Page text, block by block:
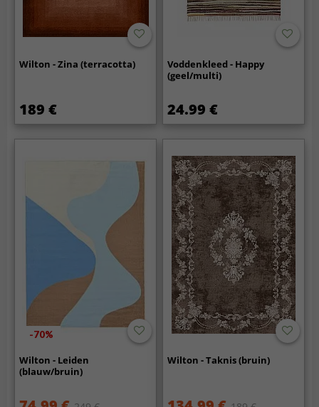
Wilton - Zina (terracotta)
189 €
Voddenkleed - Happy
(geel/multi)
24.99 €
-70%
Wilton - Leiden
(blauw/bruin)
Wilton - Taknis (bruin)